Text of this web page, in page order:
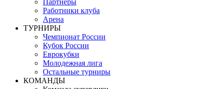
Партнеры
Работники клуба
Арена
ТУРНИРЫ
Чемпионат России
Кубок России
Еврокубки
Молодежная лига
Остальные турниры
КОМАНДЫ